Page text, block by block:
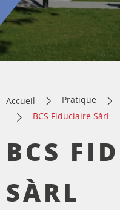
Accueil Pratique
BCS Fiduciaire Sàrl
BCS
SÀRL